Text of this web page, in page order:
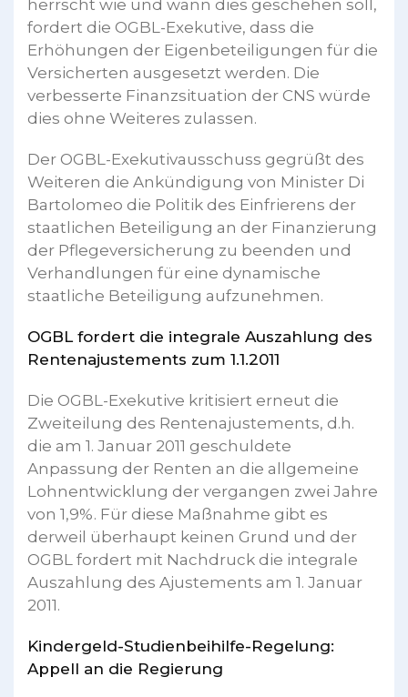
herrscht wie und wann dies geschehen soll,
fordert die OGBL-Exekutive, dass die
Erhöhungen der Eigenbeteiligungen für die
Versicherten ausgesetzt werden. Die
verbesserte Finanzsituation der CNS würde
dies ohne Weiteres zulassen.
Der OGBL-Exekutivausschuss gegrüßt des
Weiteren die Ankündigung von Minister Di
Bartolomeo die Politik des Einfrierens der
staatlichen Beteiligung an der Finanzierung
der Pflegeversicherung zu beenden und
Verhandlungen für eine dynamische
staatliche Beteiligung aufzunehmen.
OGBL fordert die integrale Auszahlung des
Rentenajustements zum 1.1.2011
Die OGBL-Exekutive kritisiert erneut die
Zweiteilung des Rentenajustements, d.h.
die am 1. Januar 2011 geschuldete
Anpassung der Renten an die allgemeine
Lohnentwicklung der vergangen zwei Jahre
von 1,9%. Für diese Maßnahme gibt es
derweil überhaupt keinen Grund und der
OGBL fordert mit Nachdruck die integrale
Auszahlung des Ajustements am 1. Januar
2011.
Kindergeld-Studienbeihilfe-Regelung:
Appell an die Regierung